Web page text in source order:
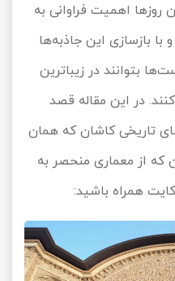
روزها اهمیت فراوانی به
بازسازی این جاذبه‌ها
بتوانند در زیباترین
در این مقاله قصد
تاریخی کاشان که همان
که از معماری منحصر به
همراه باشید: